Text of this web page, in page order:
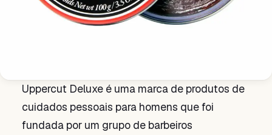
Uppercut Deluxe é uma marca de produtos de
cuidados pessoais para homens que foi
fundada por um grupo de barbeiros